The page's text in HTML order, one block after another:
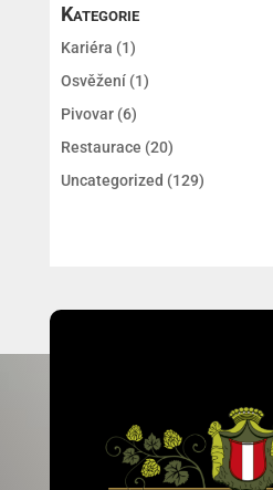
Kategorie
Kariéra (1)
Osvěžení(1)
Pivovar(6)
Restaurace (20)
Uncategorized (129)